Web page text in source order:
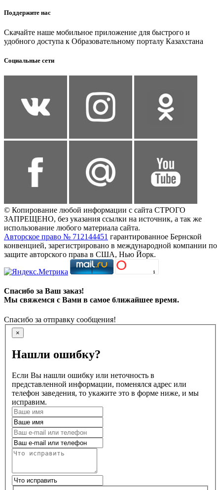
Поддержите нас
Скачайте наше мобильное приложение для быстрого и
удобного доступа к Образовательному порталу Казахстана
Социальные сети
© Копирование любой информации с сайта СТРОГО
ЗАПРЕЩЕНО, без указания ссылки на источник, а так же
использование любого материала сайта.
Авторское право № 712144451 гарантированное Бернской
конвенцией, зарегистрировано в международной компании по
защите авторского права в США, Нью Йорк.
Спасибо за Ваш заказ!
Мы свяжемся с Вами в самое ближайшее время.
Спасибо за отправку сообщения!
×
Нашли ошибку?
Если Вы нашли ошибку или неточность в
представленной информации, поменялся адрес или
телефон заведения, то укажите это в форме ниже, и мы
исправим.